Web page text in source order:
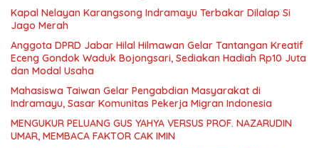
Kapal Nelayan Karangsong Indramayu Terbakar Dilalap Si
Jago Merah
Anggota DPRD Jabar Hilal Hilmawan Gelar Tantangan Kreatif
Eceng Gondok Waduk Bojongsari, Sediakan Hadiah Rp10 Juta
dan Modal Usaha
Mahasiswa Taiwan Gelar Pengabdian Masyarakat di
Indramayu, Sasar Komunitas Pekerja Migran Indonesia
MENGUKUR PELUANG GUS YAHYA VERSUS PROF. NAZARUDIN
UMAR, MEMBACA FAKTOR CAK IMIN